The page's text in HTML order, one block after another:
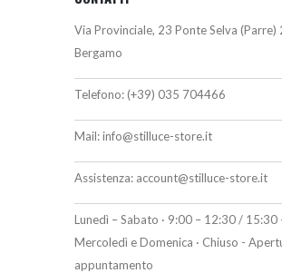
Via Provinciale, 23 Ponte Selva
Bergamo
Telefono: (+39) 035 704466
Mail:info@stilluce-store.it
Assistenza: account@stilluce-store.it
Lunedì – Sabato · 9:00 – 12:30 / 15:30
Mercoledì e Domenica · Chiuso -
appuntamento